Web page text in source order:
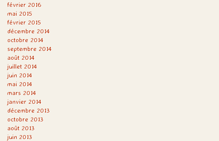
février 2016
mai 2015
février 2015
décembre 2014
octobre 2014
septembre 2014
août 2014
juillet 2014
juin 2014
mai 2014
mars 2014
janvier 2014
décembre 2013
octobre 2013
août 2013
juin 2013